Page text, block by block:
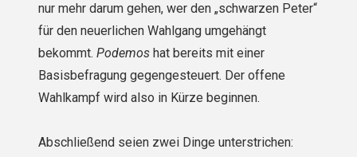
nur mehr darum gehen, wer den „schwarzen Peter“
für den neuerlichen Wahlgang umgehängt
bekommt. Podemoshat bereits mit einer
Basisbefragung gegengesteuert. Der offene
Wahlkampf wird also in Kürze beginnen.
Abschließend seien zwei Dinge unterstrichen: